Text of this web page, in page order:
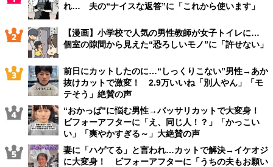
れ… 夫の“ナイスな返答”に「これから使います」
【漫画】小学校で人気の男性教師が女子トイレに…
個室の隙間から見えた“恐ろしいモノ”に「許せない」
前日にカットしたのに…“しっくりこない”男性→あか
抜けカットで激変！ 2.9万いいね「別人やん」「モ
テそう」絶賛の声
“おかっぱ”に悩む男性→バッサリカットで大変身！
ビフォーアフターに「え、同じ人！？」「かっこい
い」「爽やかすぎる～」大絶賛の声
妻に「ハゲてる」と言われ…カットで解決→イケオジ
に大変身！ ビフォーアフターに「うちの夫もお願い